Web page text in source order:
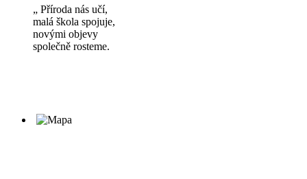
„ Příroda nás učí,
malá škola spojuje,
novými objevy
společně rosteme.